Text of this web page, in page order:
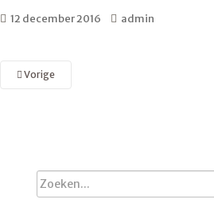
12 december 2016 admin
Vorige